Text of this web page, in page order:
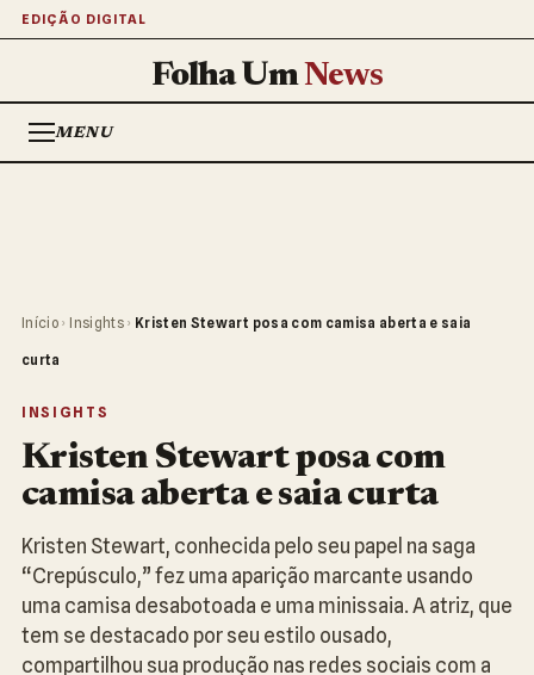
EDIÇÃO DIGITAL
Folha UmNews
MENU
Início › Insights › Kristen Stewart posa com camisa aberta e saia
curta
INSIGHTS
Kristen Stewart posa com
camisa aberta e saia curta
Kristen Stewart, conhecida pelo seu papel na saga
“Crepúsculo,” fez uma aparição marcante usando
uma camisa desabotoada e uma minissaia. A atriz, que
tem se destacado por seu estilo ousado,
compartilhou sua produção nas redes sociais com a